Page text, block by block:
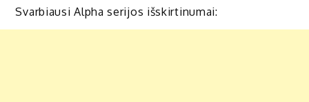
Svarbiausi Alpha serijos išskirtinumai: